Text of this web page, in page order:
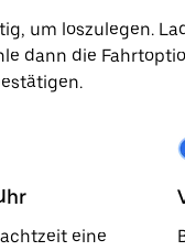
um loszulegen.
dann die
eine